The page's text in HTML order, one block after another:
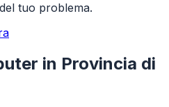
tuo problema.
in Provincia di